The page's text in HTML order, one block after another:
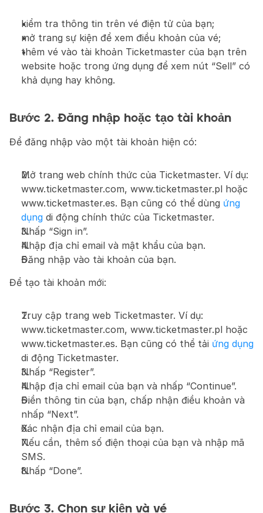
kiểm tra thông tin trên vé điện tử của bạn;
mở trang sự kiện để xem điều khoản của vé;
thêm vé vào tài khoản Ticketmaster của bạn trên
website hoặc trong ứng dụng để xem nút “Sell” có
khả dụng hay không.
Bước 2. Đăng nhập hoặc tạo tài khoản
Để đăng nhập vào một tài khoản hiện có:
Mở trang web chính thức của Ticketmaster. Ví dụ:
www.ticketmaster.com, www.ticketmaster.pl hoặc
www.ticketmaster.es. Bạn cũng có thể dùng ứng
dụng di động chính thức của Ticketmaster.
Nhấp “Sign in”.
Nhập địa chỉ email và mật khẩu của bạn.
Đăng nhập vào tài khoản của bạn.
Để tạo tài khoản mới:
Truy cập trang web Ticketmaster. Ví dụ:
www.ticketmaster.com, www.ticketmaster.pl hoặc
www.ticketmaster.es. Bạn cũng có thể tải ứng dụng
di động Ticketmaster.
Nhấp “Register”.
Nhập địa chỉ email của bạn và nhấp “Continue”.
Điền thông tin của bạn, chấp nhận điều khoản và
nhấp “Next”.
Xác nhận địa chỉ email của bạn.
Nếu cần, thêm số điện thoại của bạn và nhập mã
SMS.
Nhấp “Done”.
Bước 3. Chọn sự kiện và vé